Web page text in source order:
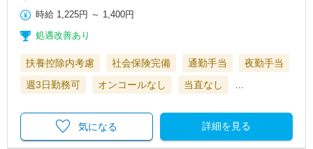
時給 1,225円 ～ 1,400円
処遇改善あり
扶養控除内考慮 社会保険完備 通勤手当
夜勤手当
週3日勤務可
オンコールなし 当直なし …
詳細を見る
気になる